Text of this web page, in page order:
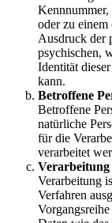
oder zu einem
Ausdruck der
psychischen,
Identität
kann.
Betroffene
Betroffene
natürliche
für die
verarbeitet
Verarbeitung
Verarbeitung
Verfahren